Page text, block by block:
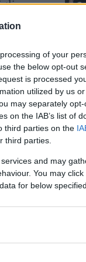
of your
the below opt-out
is processed
utilized by us
may separately
on the IAB’s list of
third parties on the
third parties.
and may
You may
for below
uno
ad
e
forti e